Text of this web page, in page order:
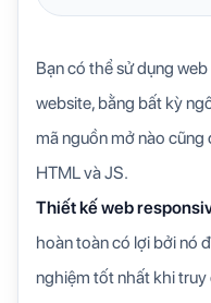
Bạn có thể sử dụng
website, bằng bất kỳ
mã nguồn mở nào
HTML và JS.
Thiết kế web
hoàn toàn có lợi bởi nó
nghiệm tốt nhất khi